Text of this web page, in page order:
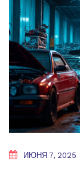
ИЮНЯ 7, 2025